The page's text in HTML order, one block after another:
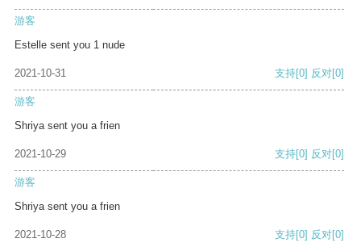
游客
Estelle sent you 1 nude
2021-10-31 支持[0] 反对[0]
游客
Shriya sent you a frien
2021-10-29 支持[0] 反对[0]
游客
Shriya sent you a frien
2021-10-28 支持[0] 反对[0]